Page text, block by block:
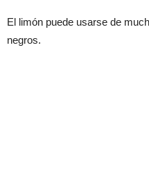
El limón puede usarse de
negros.